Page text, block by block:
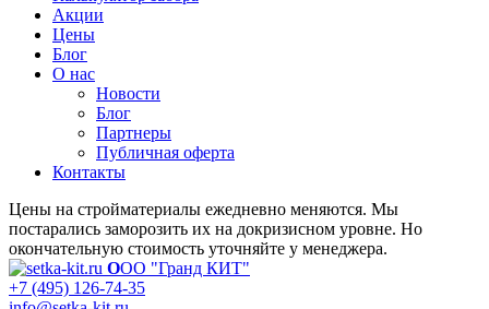
Акции
Цены
Блог
О нас
Новости
Блог
Партнеры
Публичная оферта
Контакты
Цены на стройматериалы ежедневно меняются. Мы
постарались заморозить их на докризисном уровне. Но
окончательную стоимость уточняйте у менеджера.
ООО "Гранд КИТ"
+7 (495) 126-74-35